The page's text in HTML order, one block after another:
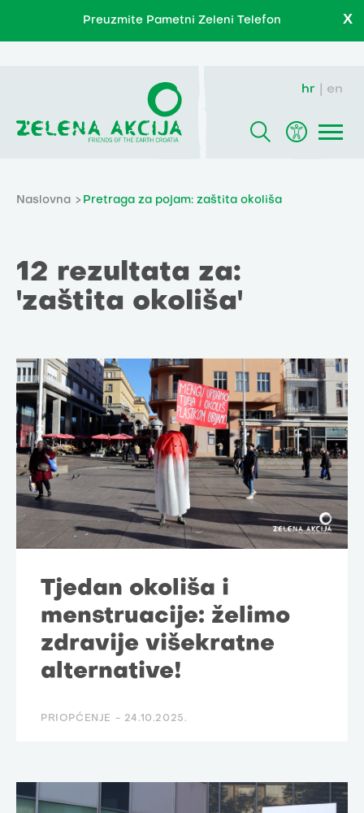
Preuzmite Pametni Zeleni Telefon X
hr en
Naslovna Pretraga za pojam: zaštita okoliša
12 rezultata za:
'zaštita okoliša'
Tjedan okoliša i
menstruacije: želimo
zdravije višekratne
alternative!
PRIOPĆENJE - 24.10.2025.